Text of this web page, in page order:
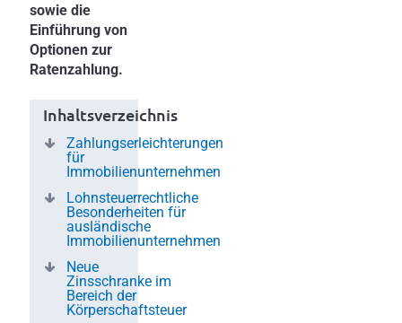
sowie die
Einführung von
Optionen zur
Ratenzahlung.
Inhaltsverzeichnis
Zahlungserleichterungen
für
Immobilienunternehmen
Lohnsteuerrechtliche
Besonderheiten für
ausländische
Immobilienunternehmen
Neue
Zinssch ranke im
Bereich der
Körperschaftsteuer